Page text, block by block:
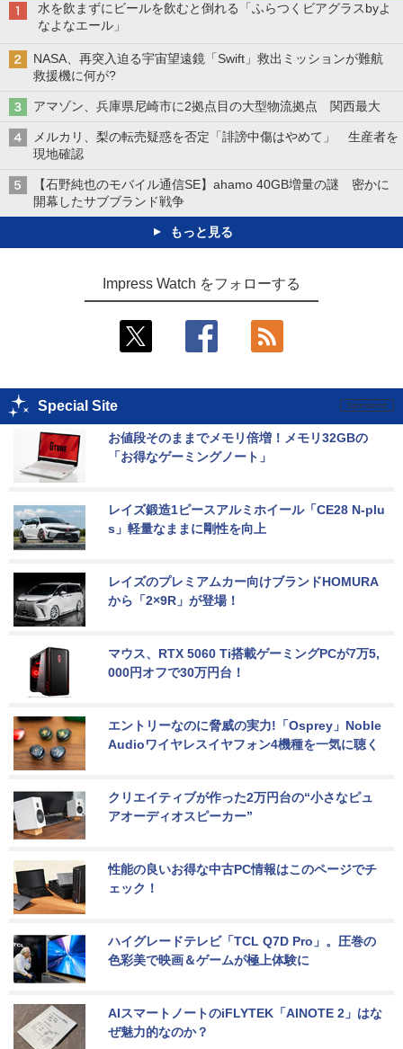
水を飲まずにビールを飲むと倒れる「ふらつくビアグラスbyよ
なよなエール」
NASA、再突入迫る宇宙望遠鏡「Swift」救出ミッションが難航
救援機に何が?
アマゾン、兵庫県尼崎市に2拠点目の大型物流拠点 関西最大
メルカリ、梨の転売疑惑を否定「誹謗中傷はやめて」 生産者を
現地確認
【石野純也のモバイル通信SE】ahamo 40GB増量の謎 密かに
開幕したサブブランド戦争
もっと見る
Impress Watch をフォローする
Special Site
お値段そのままでメモリ倍増！メモリ32GBの
「お得なゲーミングノート」
レイズ鍛造1ピースアルミホイール「CE28 N-plu
s」軽量なままに剛性を向上
レイズのプレミアムカー向けブランドHOMURA
から「2×9R」が登場！
マウス、RTX 5060 Ti搭載ゲーミングPCが7万5,
000円オフで30万円台！
エントリーなのに脅威の実力!「Osprey」Noble
Audioワイヤレスイヤフォン4機種を一気に聴く
クリエイティブが作った2万円台の“小さなピュ
アオーディオスピーカー”
性能の良いお得な中古PC情報はこのページでチ
ェック！
ハイグレードテレビ「TCL Q7D Pro」。圧巻の
色彩美で映画＆ゲームが極上体験に
AIスマートノートのiFLYTEK「AINOTE 2」はな
ぜ魅力的なのか？